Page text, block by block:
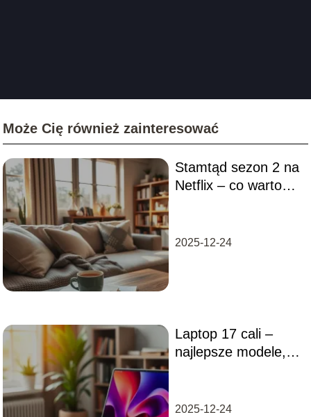
Może Cię również zainteresować
Stamtąd sezon 2 na
Netflix – co warto
2025-12-24
Laptop 17 cali –
najlepsze modele,
2025-12-24